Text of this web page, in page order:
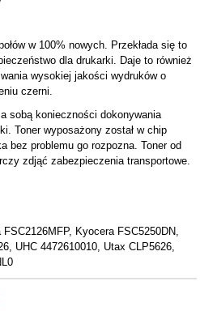
w 100% nowych. Przekłada się to
dla drukarki. Daje to również
wysokiej jakości wydruków o
czerni.
sobą konieczności dokonywania
Toner wyposażony został w chip
bez problemu go rozpozna. Toner od
zdjąć zabezpieczenia transportowe.
Kyocera FSC5250DN,
UHC 4472610010, Utax CLP5626,